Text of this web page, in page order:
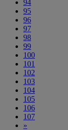
94
95
96
97
98
99
100
101
102
103
104
105
106
107
»